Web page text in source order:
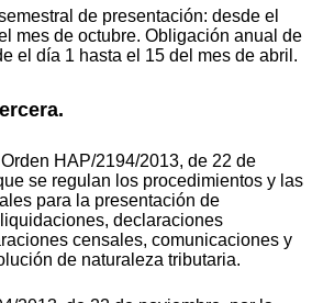
de presentación: desde el
mes de octubre. Obligación anual de
el día 1 hasta el 15 del mes de abril.
HAP/2194/2013, de 22 de
se regulan los procedimientos y las
para la presentación de
declaraciones
censales, comunicaciones y
de naturaleza tributaria.